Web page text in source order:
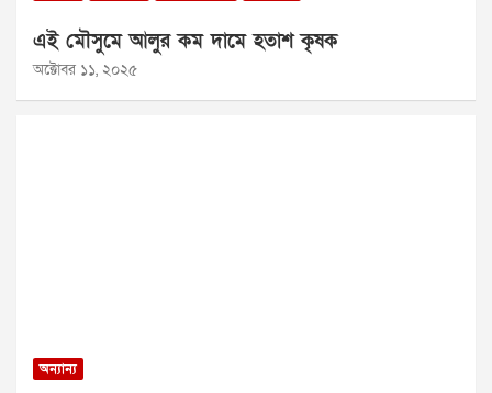
এই মৌসুমে আলুর কম দামে হতাশ কৃষক
অক্টোবর ১১, ২০২৫
অন্যান্য